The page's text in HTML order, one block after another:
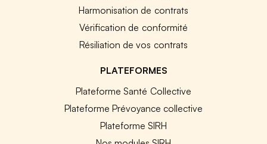
Harmonisation de contrats
Vérification de conformité
Résiliation de vos contrats
PLATEFORMES
Plateforme Santé Collective
Plateforme Prévoyance collective
Plateforme SIRH